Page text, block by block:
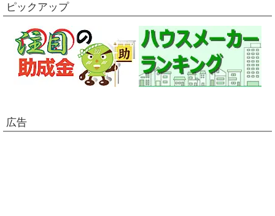
ピックアップ
広告